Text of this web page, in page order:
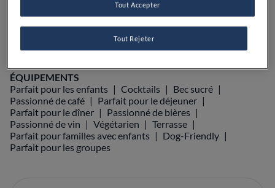
Food Awards
Guide Michelin
Guides gastronomiques
ÉQUIPEMENTS
Parfait pour les enfants
Cocktails
Bec sucré
Passionné de café
Parfait pour le déjeuner
Parfait pour le dîner
Passionné de bières
Passionné de vin
Végétarien
Terrasse
Parfait pour familles avec enfants
Dog-Friendly
Parfait pour les groupes
Tout Rejeter
Tout Accepter